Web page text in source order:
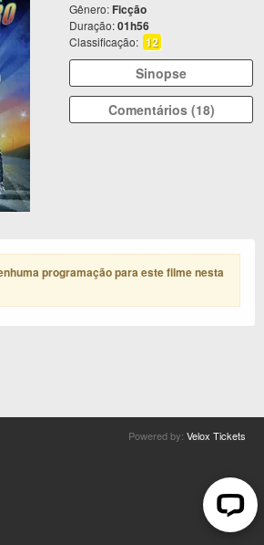
Gênero: Ficção
Duração:01h56
Classificação: 12
Sinopse
Comentários (18)
programação para este filme nesta
Powered by: Velox Tickets